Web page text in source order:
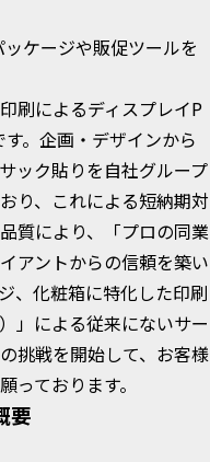
刷によるディスプレイP
。企画・デザインから
ック貼りを自社グループ
り、これによる短納期対
質により、「プロの同業
アントからの信頼を築い
、化粧箱に特化した印刷
」による従来にないサー
挑戦を開始して、お客様
っております。
要